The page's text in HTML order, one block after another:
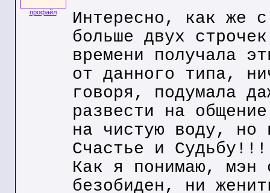
профайл
Интересно, как же
больше двух
времени получала
от данного типа,
говоря, подумала
развести на
на чистую воду, но
Счастье и
Как я понимаю, мэн
безобиден, ни